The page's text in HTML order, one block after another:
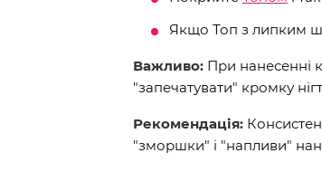
Якщо Топ з липким
Важливо: При нанесенні
"запечатувати" кромку
Рекомендація:
"зморшки" і "напливи"